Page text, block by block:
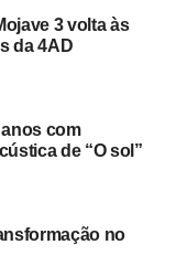
3 volta às
da 4AD
com
de “O sol”
no